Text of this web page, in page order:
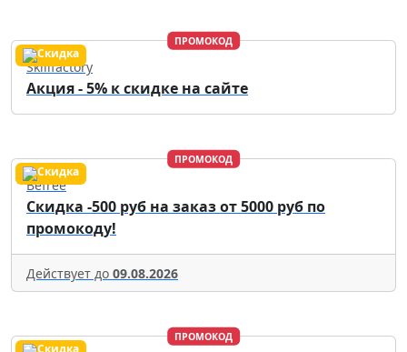
ПРОМОКОД
Skillfactory
Акция - 5% к скидке на сайте
ПРОМОКОД
Befree
Скидка -500 руб на заказ от 5000 руб по
промокоду!
Действует до 09.08.2026
ПРОМОКОД